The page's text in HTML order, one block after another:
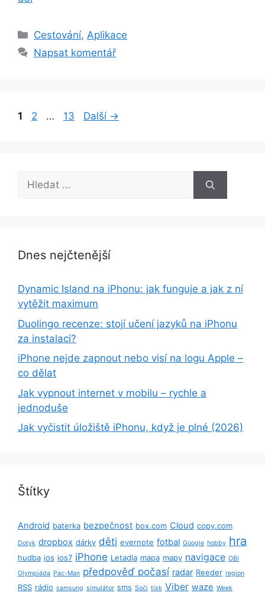
Rubriky
Cestování,Aplikace
Napsat komentář
Stránka
1 Stránka
2 … Stránka
13 Další →
Hledat:
Dnes nejčtenější
Dynamic Island na iPhonu: jak funguje a jak z ní
vytěžit maximum
Duolingo recenze: stojí učení jazyků na iPhonu
za instalaci?
iPhone nejde zapnout nebo visí na logu Apple –
co dělat
Jak vypnout internet v mobilu – rychle a
jednoduše
Jak vyčistit úložiště iPhonu, když je plné (2026)
Štítky
Android baterka bezpečnost box.com Cloud copy.com
Dotyk dropbox dárky děti evernote fotbal Google hobby hra
hudba ios ios7 iPhone Letadla mapa mapy navigace OBI
Olympiáda Pac-Man předpověď počasí radar Reeder region
RSS rádio samsung simulátor sms Soči tisk Viber waze Week